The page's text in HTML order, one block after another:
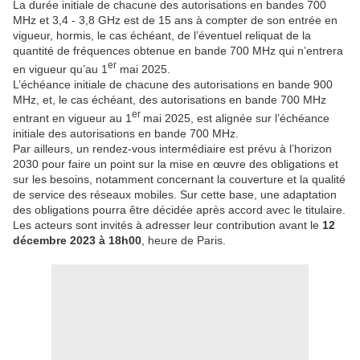
La durée initiale de chacune des autorisations en bandes 700
MHz et 3,4 - 3,8 GHz est de 15 ans à compter de son entrée en
vigueur, hormis, le cas échéant, de l’éventuel reliquat de la
quantité de fréquences obtenue en bande 700 MHz qui n’entrera
en vigueur qu’au 1 er mai 2025.
L’échéance initiale de chacune des autorisations en bande 900
MHz, et, le cas échéant, des autorisations en bande 700 MHz
entrant en vigueur au 1 er mai 2025, est alignée sur l’échéance
initiale des autorisations en bande 700 MHz.
Par ailleurs, un rendez-vous intermédiaire est prévu à l’horizon
2030 pour faire un point sur la mise en œuvre des obligations et
sur les besoins, notamment concernant la couverture et la qualité
de service des réseaux mobiles. Sur cette base, une adaptation
des obligations pourra être décidée après accord avec le titulaire.
Les acteurs sont invités à adresser leur contribution avant le 12
décembre 2023 à 18h00 , heure de Paris.